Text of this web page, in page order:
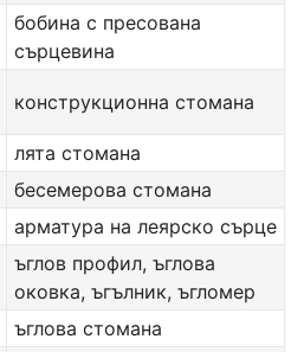
бобина с пресована
сърцевина
конструкционна стомана
лята стомана
бесемерова стомана
арматура на леярско сърце
ъглов профил, ъглова
оковка, ъгълник, ъгломер
ъглова стомана